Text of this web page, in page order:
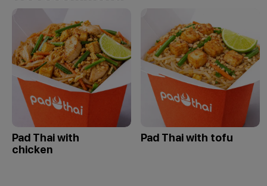
Pad Thai with
chicken
Pad Thai with tofu